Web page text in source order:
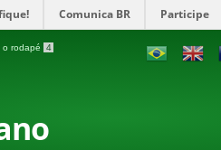
Comunica BR Participe
o rodapé 4